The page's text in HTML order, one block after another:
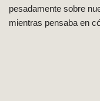
pesadamente sobre
mientras pensaba en